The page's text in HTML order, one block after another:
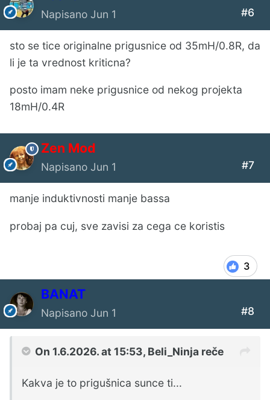
Napisano Jun 1 #6
sto se tice originalne prigusnice od 35mH/0.8R, da
li je ta vrednost kriticna?
posto imam neke prigusnice od nekog projekta
18mH/0.4R
Zen Mod
Napisano Jun 1 #7
manje induktivnosti manje bassa
probaj pa cuj, sve zavisi za cega ce koristis
3
BANAT
Napisano Jun 1 #8
On 1.6.2026. at 15:53, Beli_Ninja reče
Kakva je to prigušnica sunce ti...